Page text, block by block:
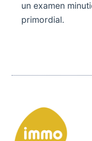
un examen
primordial.